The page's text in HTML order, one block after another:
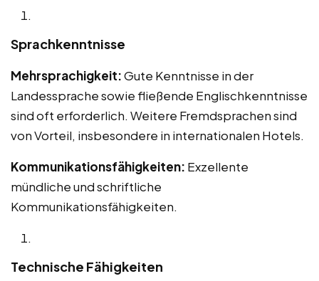
Sprachkenntnisse
Mehrsprachigkeit:Gute Kenntnisse in der
Landessprache sowie fließende Englischkenntnisse
sind oft erforderlich. Weitere Fremdsprachen sind
von Vorteil, insbesondere in internationalen Hotels.
Kommunikationsfähigkeiten: Exzellente
mündliche und schriftliche
Kommunikationsfähigkeiten.
Technische Fähigkeiten